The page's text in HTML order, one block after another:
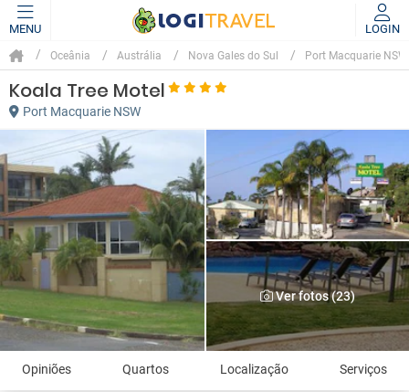
MENU LOGIN
Oceânia Austrália Nova Gales do Sul Port Macquarie NSW
Koala Tree Motel
Port Macquarie NSW
Ver fotos (23)
Opiniões Quartos Localização Serviços